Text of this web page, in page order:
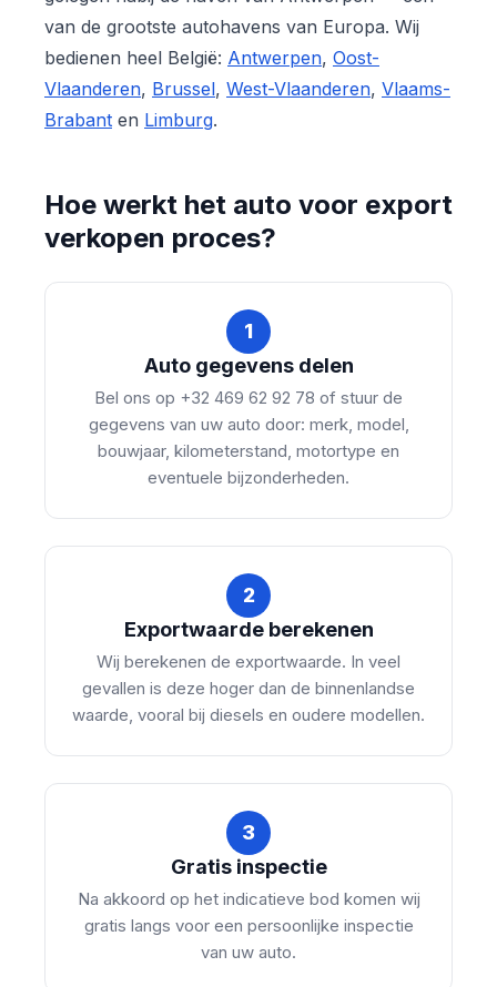
van de grootste autohavens van Europa. Wij
bedienen heel België: Antwerpen, Oost-
Vlaanderen, Brussel, West-Vlaanderen, Vlaams-
Brabant en Limburg.
Hoe werkt het auto voor export
verkopen proces?
1
Auto gegevens delen
Bel ons op +32 469 62 92 78 of stuur de
gegevens van uw auto door: merk, model,
bouwjaar, kilometerstand, motortype en
eventuele bijzonderheden.
2
Exportwaarde berekenen
Wij berekenen de exportwaarde. In veel
gevallen is deze hoger dan de binnenlandse
waarde, vooral bij diesels en oudere modellen.
3
Gratis inspectie
Na akkoord op het indicatieve bod komen wij
gratis langs voor een persoonlijke inspectie
van uw auto.